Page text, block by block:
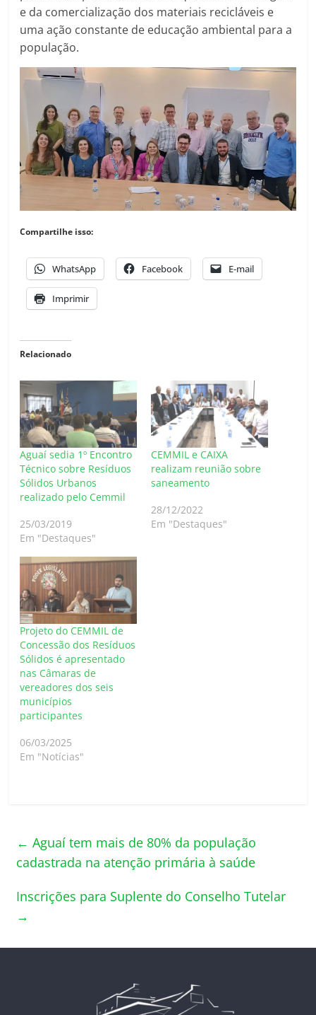
e da comercialização dos materiais recicláveis e
uma ação constante de educação ambiental para a
população.
Compartilhe isso:
WhatsApp Facebook E-mail
Imprimir
Relacionado
Aguaí sedia 1º Encontro
Técnico sobre Resíduos
Sólidos Urbanos
realizado pelo Cemmil
25/03/2019
Em "Destaques"
CEMMIL e CAIXA
realizam reunião sobre
saneamento
28/12/2022
Em "Destaques"
Projeto do CEMMIL de
Concessão dos Resíduos
Sólidos é apresentado
nas Câmaras de
vereadores dos seis
municípios
participantes
06/03/2025
Em "Notícias"
← Aguaí tem mais de 80% da população
cadastrada na atenção primária à saúde
Inscrições para Suplente do Conselho Tutelar
→